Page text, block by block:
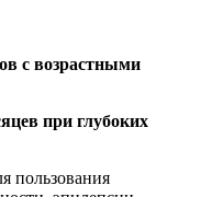
с возрастными
при глубоких
пользования